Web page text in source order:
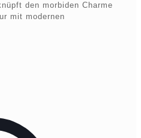
den morbiden Charme
mit modernen